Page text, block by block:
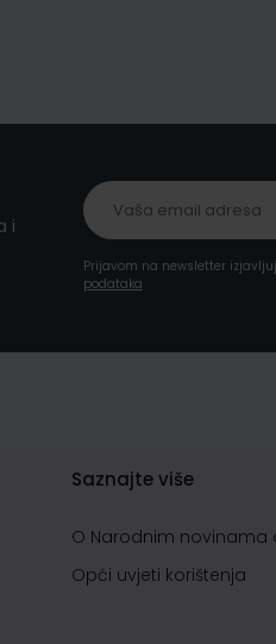
i
Prijavom na newsletter
podataka
Saznajte više
O Narodnim novinama
Opći uvjeti korištenja